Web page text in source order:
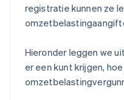
registratie kunnen ze
Hieronder leggen we
er een kunt krijgen,